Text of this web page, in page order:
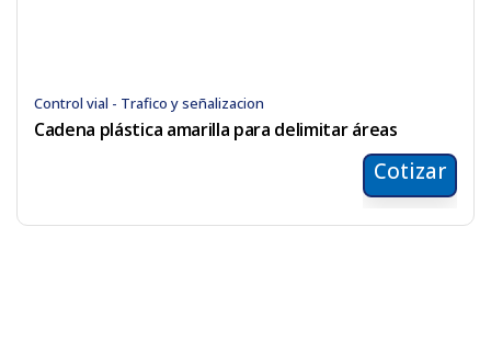
Control vial - Trafico y señalizacion
Cadena plástica amarilla para delimitar áreas
Cotizar